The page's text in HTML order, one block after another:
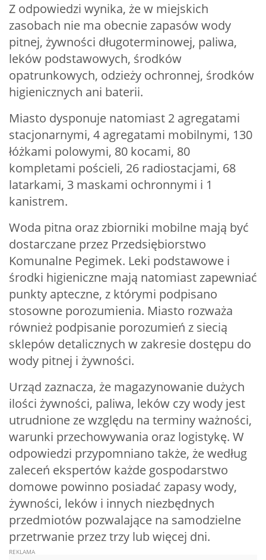
Z odpowiedzi wynika, że w miejskich
zasobach nie ma obecnie zapasów wody
pitnej, żywności długoterminowej, paliwa,
leków podstawowych, środków
opatrunkowych, odzieży ochronnej, środków
higienicznych ani baterii.
Miasto dysponuje natomiast 2 agregatami
stacjonarnymi, 4 agregatami mobilnymi, 130
łóżkami polowymi, 80 kocami, 80
kompletami pościeli, 26 radiostacjami, 68
latarkami, 3 maskami ochronnymi i 1
kanistrem.
Woda pitna oraz zbiorniki mobilne mają być
dostarczane przez Przedsiębiorstwo
Komunalne Pegimek. Leki podstawowe i
środki higieniczne mają natomiast zapewniać
punkty apteczne, z którymi podpisano
stosowne porozumienia. Miasto rozważa
również podpisanie porozumień z siecią
sklepów detalicznych w zakresie dostępu do
wody pitnej i żywności.
Urząd zaznacza, że magazynowanie dużych
ilości żywności, paliwa, leków czy wody jest
utrudnione ze względu na terminy ważności,
warunki przechowywania oraz logistykę. W
odpowiedzi przypomniano także, że według
zaleceń ekspertów każde gospodarstwo
domowe powinno posiadać zapasy wody,
żywności, leków i innych niezbędnych
przedmiotów pozwalające na samodzielne
przetrwanie przez trzy lub więcej dni.